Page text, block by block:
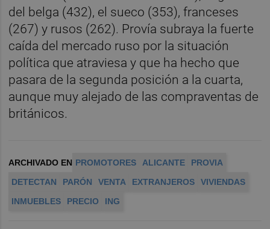
del belga (432), el sueco (353), franceses
(267) y rusos (262). Provía subraya la fuerte
caída del mercado ruso por la situación
política que atraviesa y que ha hecho que
pasara de la segunda posición a la cuarta,
aunque muy alejado de las compraventas de
británicos.
ARCHIVADO EN PROMOTORES ALICANTE
PROVIA
DETECTAN
PARÓN VENTA EXTRANJEROS
VIVIENDAS
INMUEBLES
PRECIO ING